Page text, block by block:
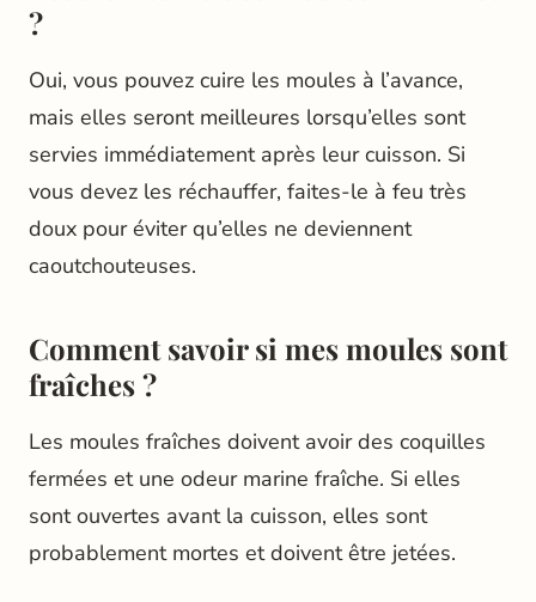
?
Oui, vous pouvez cuire les moules à l’avance,
mais elles seront meilleures lorsqu’elles sont
servies immédiatement après leur cuisson. Si
vous devez les réchauffer, faites-le à feu très
doux pour éviter qu’elles ne deviennent
caoutchouteuses.
Comment savoir si mes moules sont
fraîches ?
Les moules fraîches doivent avoir des coquilles
fermées et une odeur marine fraîche. Si elles
sont ouvertes avant la cuisson, elles sont
probablement mortes et doivent être jetées.